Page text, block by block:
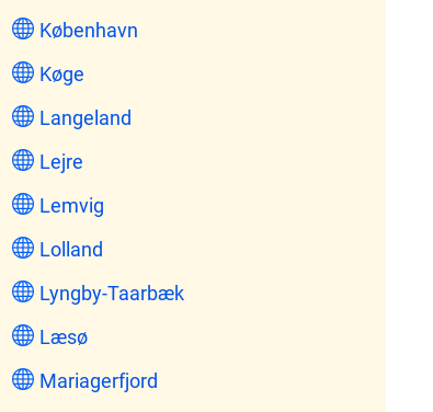
København
Køge
Langeland
Lejre
Lemvig
Lolland
Lyngby-Taarbæk
Læsø
Mariagerfjord